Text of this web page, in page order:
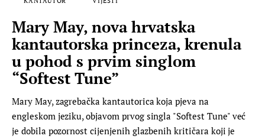
Mary May, nova hrvatska
kantautorska princeza, krenula
u pohod s prvim singlom
“Softest Tune”
Mary May, zagrebačka kantautorica koja pjeva na
engleskom jeziku, objavom prvog singla "Softest Tune" već
je dobila pozornost cijenjenih glazbenih kritičara koji je